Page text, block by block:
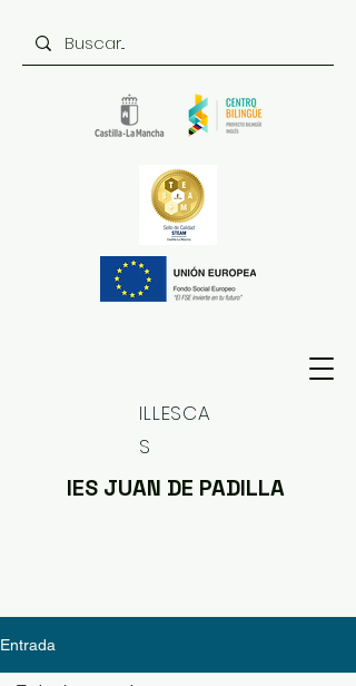
ILLESCA
S
IES JUAN DE PADILLA
Entrada